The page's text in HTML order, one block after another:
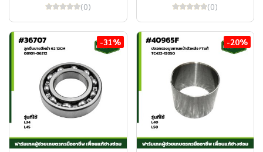
(0) (0)
-31% -20%